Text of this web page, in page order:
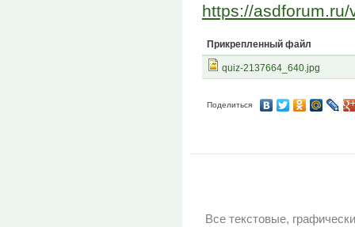
https://
Прикрепленный файл
quiz-2137664_640.jpg
Поделиться
Все текстовые,